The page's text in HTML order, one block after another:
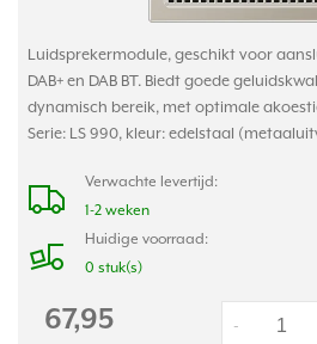
Luidsprekermodule, geschikt voor
DAB+ en DAB BT. Biedt goede
dynamisch bereik, met optimale
Serie: LS 990, kleur: edelstaal
Verwachte levertijd:
1-2 weken
Huidige voorraad:
0 stuk(s)
67,95 -